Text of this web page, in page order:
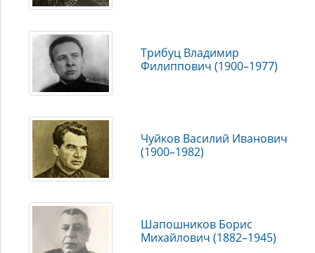
Трибуц Владимир
Филиппович (1900–1977)
Чуйков Василий Иванович
(1900–1982)
Шапошников Борис
Михайлович (1882–1945)